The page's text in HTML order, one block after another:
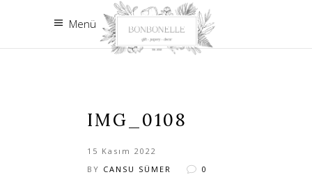
Menü
IMG_0108
15 Kasım 2022
BY CANSU SÜMER 0